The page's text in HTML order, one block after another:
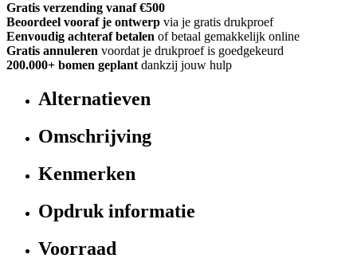
Gratis verzending vanaf €500
Beoordeel vooraf je ontwerp via je gratis drukproef
Eenvoudig achteraf betalen of betaal gemakkelijk online
Gratis annuleren voordat je drukproef is goedgekeurd
200.000+ bomen geplant dankzij jouw hulp
Alternatieven
Omschrijving
Kenmerken
Opdruk informatie
Voorraad